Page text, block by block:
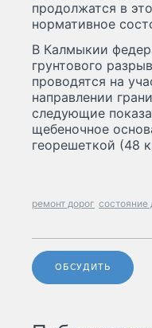
продолжатся в
нормативное
В Калмыкии
грунтового
проводятся на
направлении
следующие
щебеночное
георешеткой (48
ремонт дорог состояние
ОБСУДИТЬ